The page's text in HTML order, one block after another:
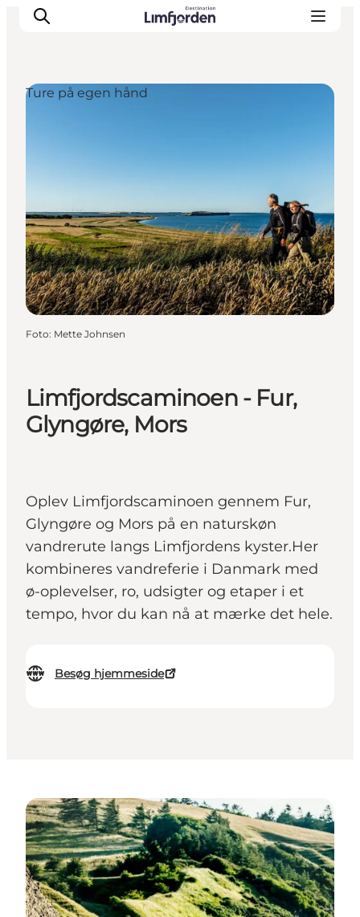
Limfjordscaminoen - Fur,
Glyngøre, Mors
Oplev Limfjordscaminoen gennem Fur,
Glyngøre og Mors på en naturskøn
vandrerute langs Limfjordens kyster.Her
kombineres vandreferie i Danmark med
ø-oplevelser, ro, udsigter og etaper i et
tempo, hvor du kan nå at mærke det hele.
Besøg hjemmeside
Ture på egen hånd
Foto: Mette Johnsen